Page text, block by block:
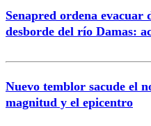
Correo
Senapred ordena evacuar
desborde del río Damas:
Nuevo temblor sacude el
magnitud y el epicentro